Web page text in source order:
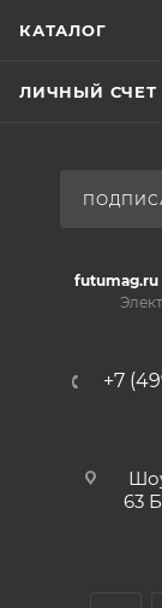
КАТАЛОГ
ЛИЧНЫЙ СЧЕТ
futumag.ru
+7
63